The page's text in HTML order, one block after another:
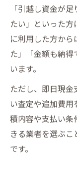
「引越し資金が
たい」といった
に利用した方か
た」「金額も納
います。
ただし、即日現
い査定や追加費
積内容や支払い条
きる業者を選ぶ
です。